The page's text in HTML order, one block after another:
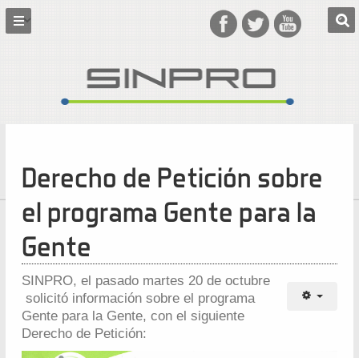
Derecho de Petición sobre
el programa Gente para la
Gente
SINPRO, el pasado martes 20 de octubre
solicitó información sobre el programa
Gente para la Gente, con el siguiente
Derecho de Petición: